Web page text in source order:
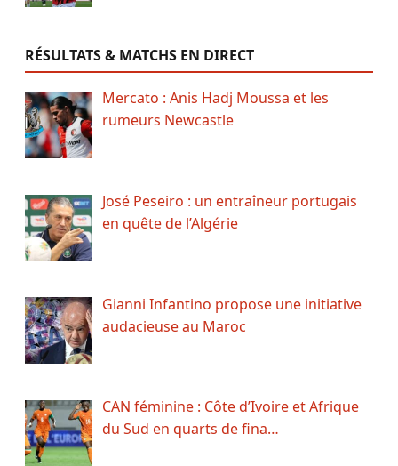
RÉSULTATS & MATCHS EN DIRECT
Mercato : Anis Hadj Moussa et les
rumeurs Newcastle
José Peseiro : un entraîneur portugais
en quête de l’Algérie
Gianni Infantino propose une initiative
audacieuse au Maroc
CAN féminine : Côte d’Ivoire et Afrique
du Sud en quarts de fina…